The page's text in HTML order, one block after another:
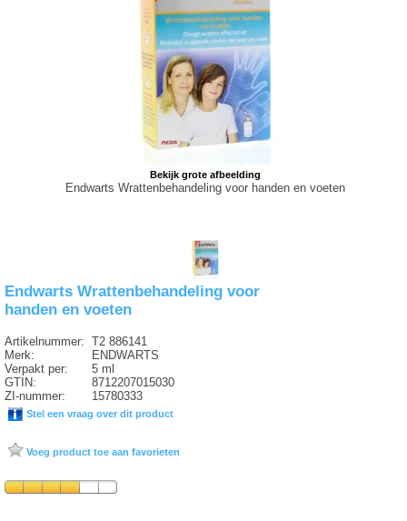
Bekijk grote afbeelding
Endwarts Wrattenbehandeling voor handen en voeten
Endwarts Wrattenbehandeling voor
handen en voeten
Artikelnummer:
Merk:
Verpakt per:
GTIN:
ZI-nummer:
T2 886141
ENDWARTS
5 ml
8712207015030
15780333
Stel een vraag over dit product
Voeg product toe aan favorieten